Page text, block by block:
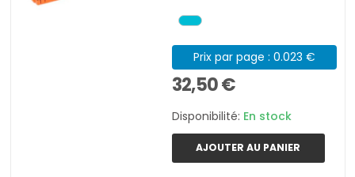
Prix par page : 0.023 €
32,50 €
Disponibilité: En stock
AJOUTER AU PANIER